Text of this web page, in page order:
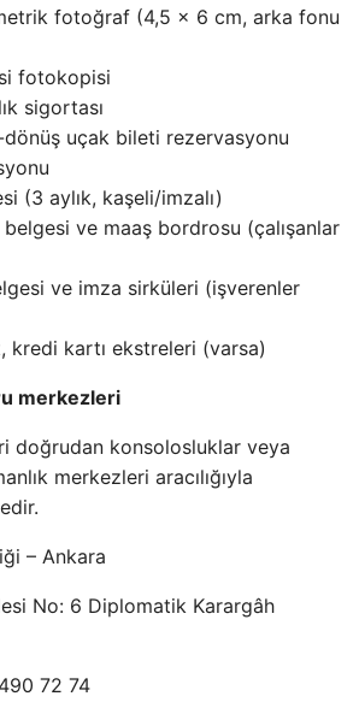
fotoğraf (4,5 x 6 cm, arka fonu
fotokopisi
sigortası
dönüş uçak bileti rezervasyonu
(3 aylık, kaşeli/imzalı)
belgesi ve maaş bordrosu (çalışanlar
ve imza sirküleri (işverenler
kredi kartı ekstreleri (varsa)
merkezleri
doğrudan konsolosluklar veya
merkezleri aracılığıyla
– Ankara
No: 6 Diplomatik Karargâh
72 74